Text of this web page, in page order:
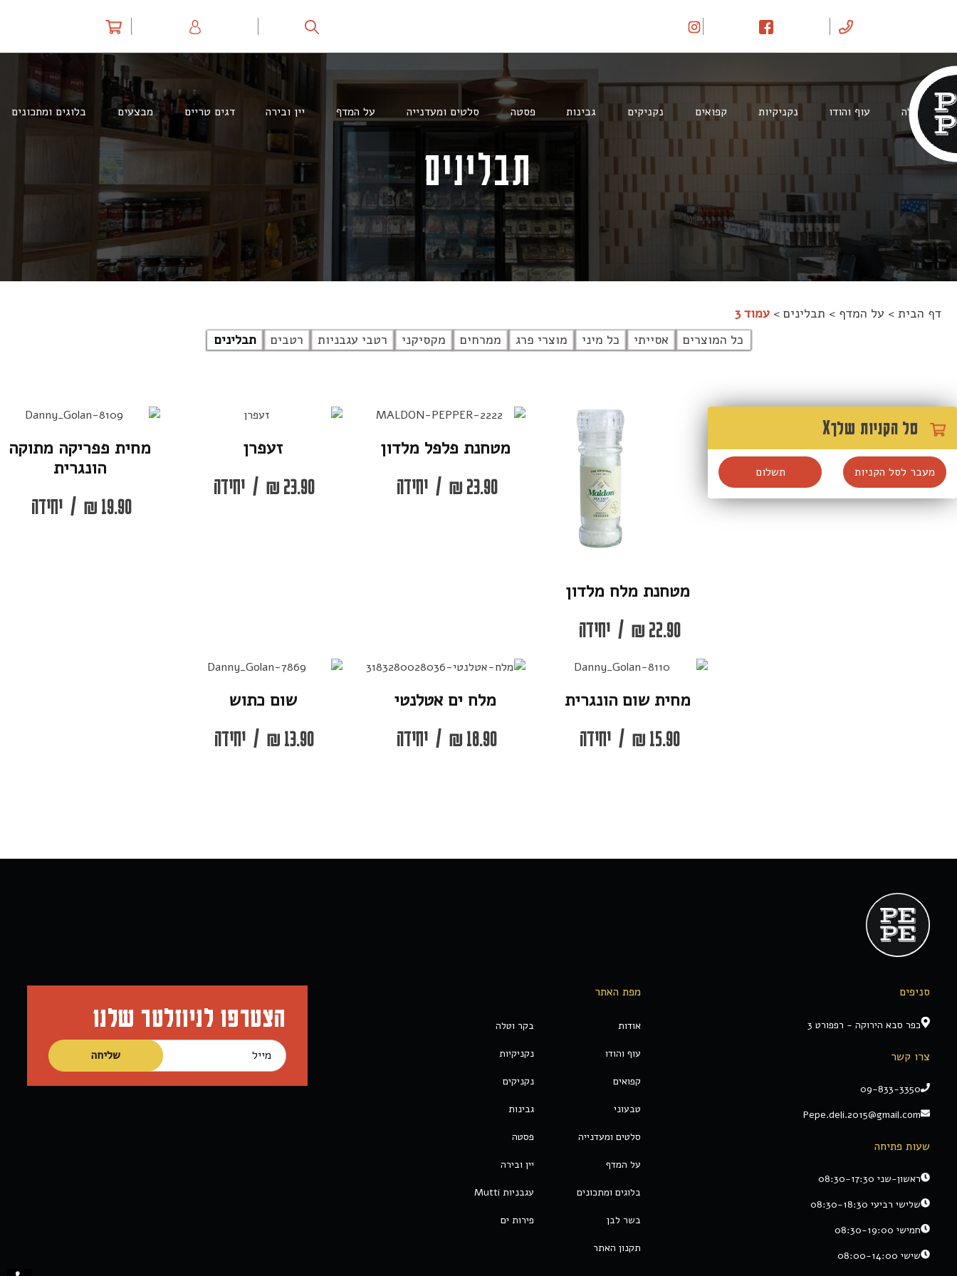
בקר וטלה עוף והודו נקניקיות קפואים נקניקים גבינות פסטה סלטים ומעדנייה על המדף יין ובירה דגים טריים מבצעים בלוגים ומתכונים
תבלינים
דף הבית > על המדף > תבלינים > עמוד 3
כל המוצרים
אסייתי כל מיני מוצרי פרג ממרחים מקסיקני רטבי עגבניות רטבים תבלינים
מטחנת מלח מלדון
₪ 22.90
/ יחידה
מטחנת פלפל מלדון
₪ 23.90
/ יחידה
זעפרן
₪ 23.90
/ יחידה
מחית פפריקה מתוקה
הונגרית
₪ 19.90
/ יחידה
מחית שום הונגרית
₪ 15.90
/ יחידה
מלח ים אטלנטי
₪ 18.90
/ יחידה
שום כתוש
₪ 13.90
/ יחידה
סל הקניות שלךX
מעבר לסל הקניות תשלום
סניפים
כפר סבא הירוקה - רפפורט 3
צרו קשר
09-833-3350
Pepe.deli.2015@gmail.com
שעות פתיחה
ראשון-שני 08:30-17:30
שלישי רביעי 08:30-18:30
חמישי 08:30-19:00
שישי 08:00-14:00
מפת האתר
אודות בקר וטלה
עוף והודו נקניקיות
קפואים נקניקים
טבעוני גבינות
סלטים ומעדנייה פסטה
על המדף יין ובירה
בלוגים ומתכונים עגבניות Mutti
בשר לבן פירות ים
תקנון האתר
הצטרפו לניוזלטר שלנו